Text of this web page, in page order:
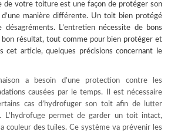
de votre toiture est une façon de protéger son
manière différente. Un toit bien protégé
L’entretien nécessite de bons
bon résultat, tout comme pour bien protéger et
cet article, quelques précisions concernant le
a besoin d’une protection contre les
causées par le temps. Il est nécessaire
cas d’hydrofuger son toit afin de lutter
L’hydrofuge permet de garder un toit intact,
couleur des tuiles. Ce système va prévenir les